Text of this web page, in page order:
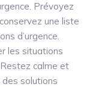
Prévoyez
une liste
d’urgence.
les situations
calme et
solutions